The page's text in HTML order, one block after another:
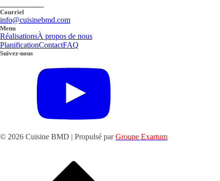
Courriel
info@cuisinebmd.com
Menu
RéalisationsÀ propos de nous
PlanificationContactFAQ
Suivez-nous
© 2026 Cuisine BMD | Propulsé parGroupe Exartum